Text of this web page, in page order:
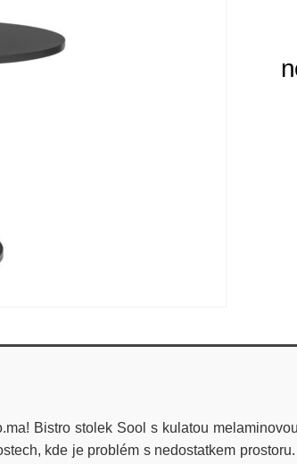
Bistro stolek Sool s kulatou
kde je problém s nedostatkem prostoru.